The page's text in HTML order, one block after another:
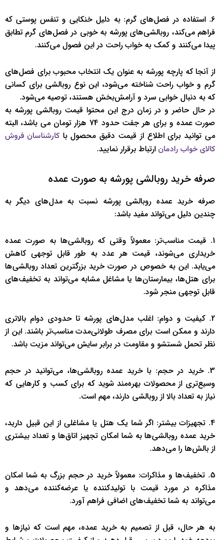
6. استفاده در فصل‌های گرم: به دلیل خنکایی و تنفس پوستی که
فراهم می‌کند، روبالشی‌های پورشه به خوبی در فصل‌های گرم تطابق
پیدا می‌کنند و کمک به خواب راحت در این فصول می‌کنند.
از آنجا که پارچه پورشه به عنوان یک انتخاب محبوب برای فصل‌های
گرم و خواب راحت شناخته می‌شود، این نوع روبالشی برای کسانی
که به دنبال خوابی سرد و آرامش‌بخش هستند، توصیه می‌شود.
در حال حاضر و در زمان درج این محتوا قیمت روبالشی پورشه به
صورت عمده و برای هر جفت حدود 74 هزار تومان می باشد، البته
می توانید برای اطلاع از قیمت دقیق محصول باکارشناسان فروش
کالای خواب رادمان ارتباط برقرار نمایید.
صرفه خرید روبالشی پورشه به صورت عمده
صرفه خرید عمده روبالشی پورشه نسبت به مدل‌های دیگر به
چندین دلیل می‌تواند مفید باشد:
1. قیمت مناسب‌تر: معمولاً وقتی که روبالشی‌ها به صورت عمده
خریداری می‌شوند، قیمت هر عدد به طور قابل توجهی کاهش
می‌یابد. این به خصوص در صورت خرید بزرگترین تعداد روبالشی‌ها
برای هتل‌ها، بیمارستان‌ها یا مشاغل مشابه می‌تواند به تخفیف‌های
قابل توجهی منجر شود.
2. کیفیت و دوام: اغلب مدل‌های پورشه تا حدودی دوام بالاتری
دارند و ممکن است برای مصرف طولانی‌مدت مناسب‌تر باشند. این از
نظر تحمل شستشو و مقاومت در برابر سایش می‌تواند مزیت باشد.
3. خرید در حجم: با خرید عمده روبالشی‌ها، می‌توانید در حجم
وسیع‌تری از محصولات بهره‌مند شوید که برای کسب و کارهایی که
نیاز به تعداد بالا از روبالشی دارند، مهم است.
4. تجهیزات بیشتر: اگر شما یک هتل یا مشاغلی از این قبیل دارید،
خرید عمده روبالشی‌ها به شما امکان تجهیز اتاق‌ها و تعداد بیشتری
از بالش‌ها را می‌دهد.
5. تخفیف‌ها و مذاکرات: معمولاً خرید در حجم بزرگ به شما امکان
مذاکره در مورد قیمت با تولیدکننده یا عرضه‌کننده می‌دهد و
می‌تواند به شما تخفیف‌های اضافی فراهم آورد.
به هر حال، قبل از تصمیم به خرید عمده، مهم است که نیازها و